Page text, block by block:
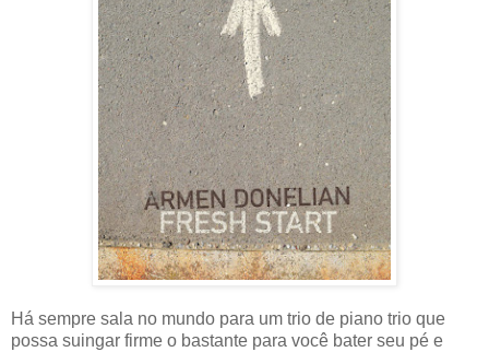
Há sempre sala no mundo para um trio de piano trio que
possa suingar firme o bastante para você bater seu pé e